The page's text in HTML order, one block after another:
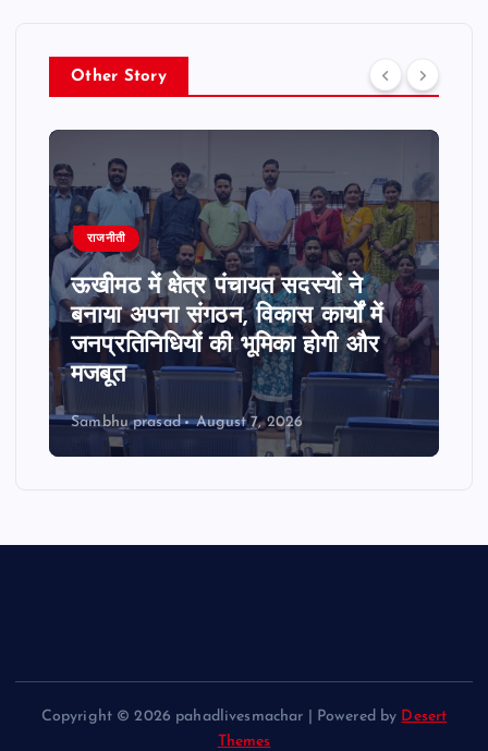
Other Story
राजनीती
ऊखीमठ में क्षेत्र पंचायत सदस्यों ने
बनाया अपना संगठन, विकास कार्यों में
जनप्रतिनिधियों की भूमिका होगी और
मजबूत
Sambhu prasad August 7, 2026
Copyright © 2026 pahadlivesmachar | Powered by Desert
Themes